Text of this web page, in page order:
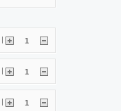
| 1
| 1
| 1